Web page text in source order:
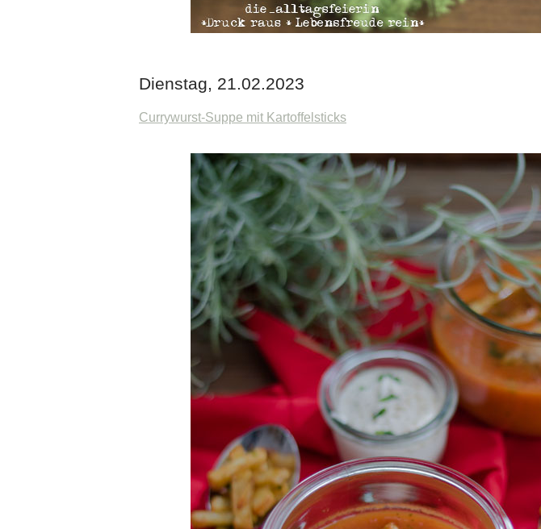
Dienstag, 21.02.2023
Currywurst-Suppe mit Kartoffelsticks